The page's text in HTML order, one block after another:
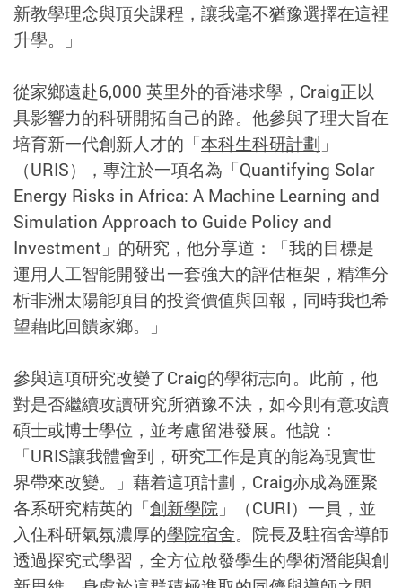
新教學理念與頂尖課程，讓我毫不猶豫選擇在這裡
升學。」
從家鄉遠赴6,000 英里外的香港求學，Craig正以
具影響力的科研開拓自己的路。他參與了理大旨在
培育新一代創新人才的「本科生科研計劃 」
（URIS），專注於一項名為「Quantifying Solar
Energy Risks in Africa: A Machine Learning and
Simulation Approach to Guide Policy and
Investment」的研究，他分享道：「我的目標是
運用人工智能開發出一套強大的評估框架，精準分
析非洲太陽能項目的投資價值與回報，同時我也希
望藉此回饋家鄉。」
參與這項研究改變了Craig的學術志向。此前，他
對是否繼續攻讀研究所猶豫不決，如今則有意攻讀
碩士或博士學位，並考慮留港發展。他說：
「URIS讓我體會到，研究工作是真的能為現實世
界帶來改變。」藉着這項計劃，Craig亦成為匯聚
各系研究精英的「創新學院 」（CURI）一員，並
入住科研氣氛濃厚的學院宿舍。院長及駐宿舍導師
透過探究式學習，全方位啟發學生的學術潛能與創